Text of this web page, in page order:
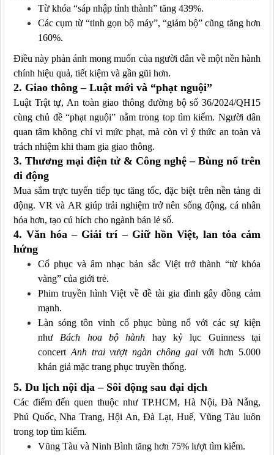
Từ khóa “sáp nhập tỉnh thành” tăng 439%.
Các cụm từ “tinh gọn bộ máy”, “giảm bộ” cũng tăng hơn
160%.
Điều này phản ánh mong muốn của người dân về một nền hành
chính hiệu quả, tiết kiệm và gần gũi hơn.
2. Giao thông – Luật mới và “phạt nguội”
Luật Trật tự, An toàn giao thông đường bộ số 36/2024/QH15
cùng chủ đề “phạt nguội” nằm trong top tìm kiếm. Người dân
quan tâm không chỉ vì mức phạt, mà còn vì ý thức an toàn và
trách nhiệm khi tham gia giao thông.
3. Thương mại điện tử & Công nghệ – Bùng nổ trên
di động
Mua sắm trực tuyến tiếp tục tăng tốc, đặc biệt trên nền tảng di
động. VR và AR giúp trải nghiệm trở nên sống động, cá nhân
hóa hơn, tạo cú hích cho ngành bán lẻ số.
4. Văn hóa – Giải trí – Giữ hồn Việt, lan tỏa cảm
hứng
Cổ phục và âm nhạc bản sắc Việt trở thành “từ khóa
vàng” của giới trẻ.
Phim truyền hình Việt về đề tài gia đình gây đồng cảm
mạnh.
Làn sóng tôn vinh cổ phục bùng nổ với các sự kiện
như Bách hoa bộ hành hay kỷ lục Guinness tại
concert Anh trai vượt ngàn chông gaivới hơn 5.000
khán giả mặc trang phục truyền thống.
5. Du lịch nội địa – Sôi động sau đại dịch
Các điểm đến quen thuộc như TP.HCM, Hà Nội, Đà Nẵng,
Phú Quốc, Nha Trang, Hội An, Đà Lạt, Huế, Vũng Tàu luôn
trong top tìm kiếm.
Vũng Tàu và Ninh Bình tăng hơn 75% lượt tìm kiếm.